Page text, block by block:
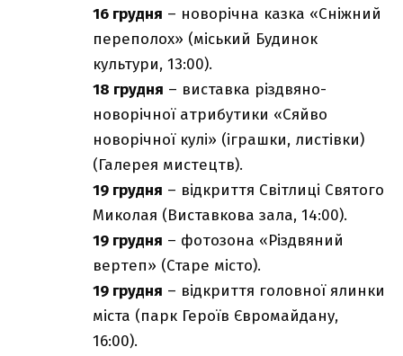
16 грудня – новорічна казка «Сніжний
переполох» (міський Будинок
культури, 13:00).
18 грудня – виставка різдвяно-
новорічної атрибутики «Сяйво
новорічної кулі» (іграшки, листівки)
(Галерея мистецтв).
19 грудня – відкриття Світлиці Святого
Миколая (Виставкова зала, 14:00).
19 грудня – фотозона «Різдвяний
вертеп» (Старе місто).
19 грудня – відкриття головної ялинки
міста (парк Героїв Євромайдану,
16:00).